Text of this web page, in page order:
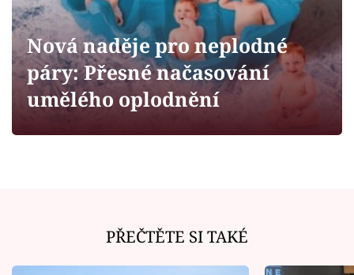
Sledujte prima+
Filmový festival Karlovy Vary
Sledujte nás
Nová naděje pro neplodné
páry: Přesné načasování
umělého oplodnění
PŘEČTĚTE SI TAKÉ